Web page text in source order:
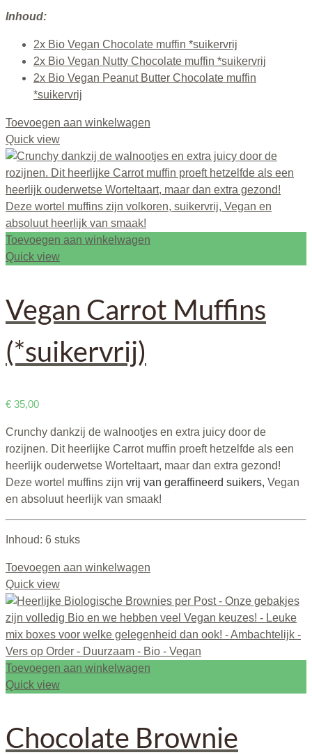
Inhoud:
2x Bio Vegan Chocolate muffin *suikervrij
2x Bio Vegan Nutty Chocolate muffin *suikervrij
2x Bio Vegan Peanut Butter Chocolate muffin
*suikervrij
Toevoegen aan winkelwagen
Quick view
Toevoegen aan winkelwagen
Quick view
Vegan Carrot Muffins
(*suikervrij)
€ 35,00
Crunchy dankzij de walnootjes en extra juicy door de
rozijnen. Dit heerlijke Carrot muffin proeft hetzelfde als een
heerlijk ouderwetse Worteltaart, maar dan extra gezond!
Deze wortel muffins zijn vrij van geraffineerd suikers, Vegan
en absoluut heerlijk van smaak!
Inhoud: 6 stuks
Toevoegen aan winkelwagen
Quick view
Toevoegen aan winkelwagen
Quick view
Chocolate Brownie